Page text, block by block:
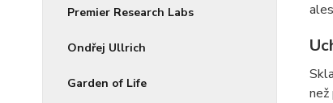
Premier Research Labs
Ondřej Ullrich
Garden of Life